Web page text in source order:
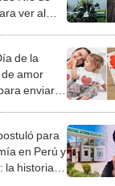
ver al
de la
amor
enviar
para
en Perú y
la historia